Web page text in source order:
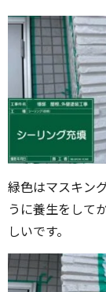
緑色はマスキン
うに養生をして
しいです。